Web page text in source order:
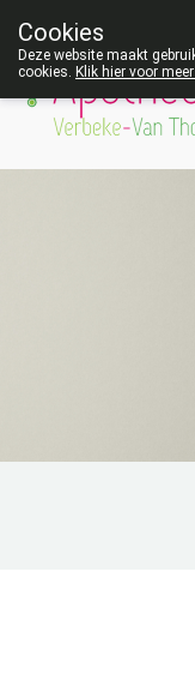
Cookies
Deze website maakt
cookies. Klik hier voor